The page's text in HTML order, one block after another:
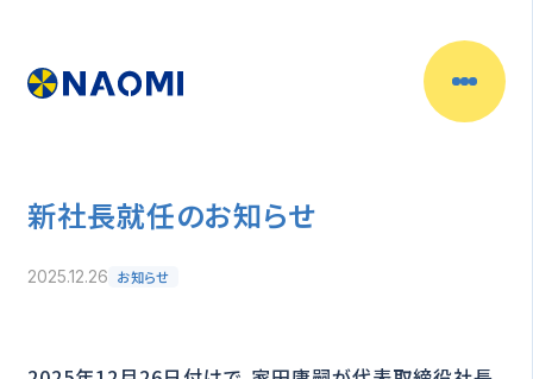
新社長就任のお知らせ
2025.12.26 お知らせ